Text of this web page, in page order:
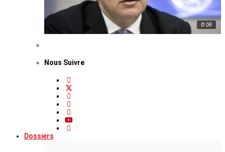
© DR
Nous Suivre
Dossiers